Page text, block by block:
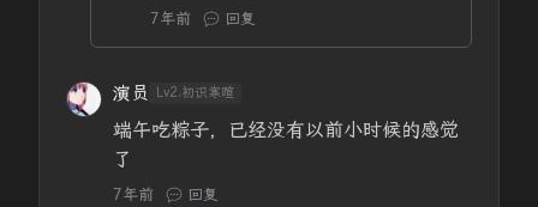
7年前 回复
演员 Lv2.初识寒暄
端午吃粽子，已经没有以前小时候的感觉
了
7年前 回复